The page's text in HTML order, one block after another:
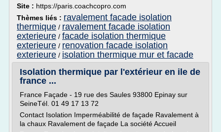
Site : https://paris.coachcopro.com
Thèmes liés : ravalement facade isolation
thermique / ravalement facade isolation
exterieure / facade isolation thermique
exterieure / renovation facade isolation
exterieure / isolation thermique mur et facade
Isolation thermique par l'extérieur en ile de
france ...
France Façade - 19 rue des Saules 93800 Epinay sur
SeineTél. 01 49 17 13 72
Contact Isolation Imperméabilité de façade Ravalement à
la chaux Ravalement de façade La société Accueil